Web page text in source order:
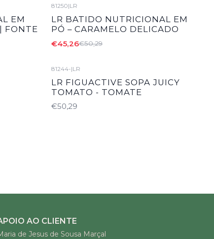
EM
FONTE
81250|LR
LR BATIDO NUTRICIONAL EM
PÓ – CARAMELO DELICADO
€45,26€50,29
81244-|LR
LR FIGUACTIVE SOPA JUICY
TOMATO - TOMATE
€50,29
AO CLIENTE
de Jesus de Sousa Marçal